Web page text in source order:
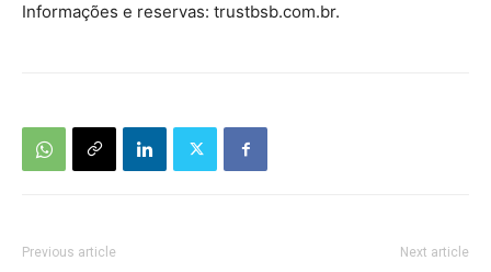
Informações e reservas: trustbsb.com.br.
Previous article Next article